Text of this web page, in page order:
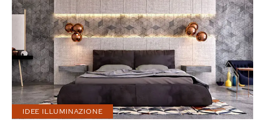
a
Moderne
IDEE ILLUMINAZIONE